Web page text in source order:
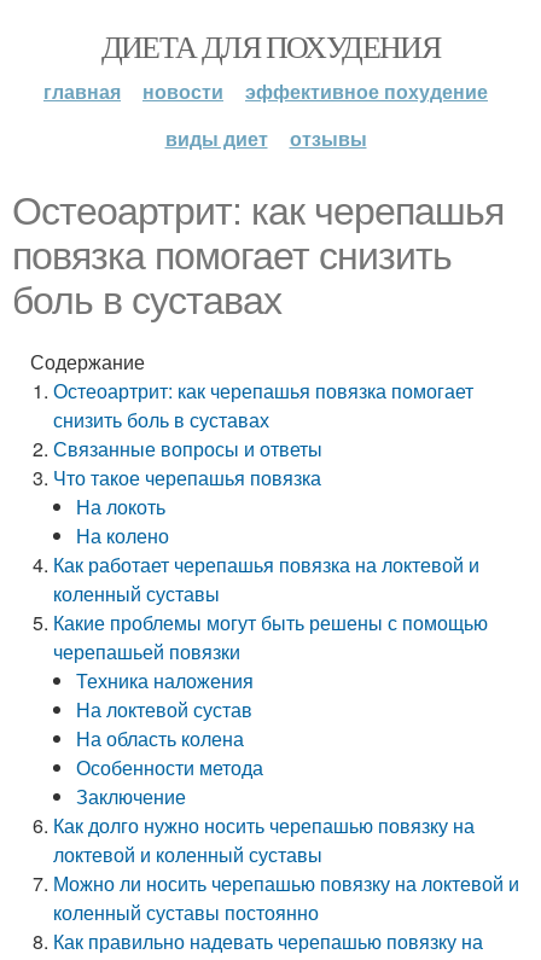
ДИЕТА ДЛЯ ПОХУДЕНИЯ
главная новости
эффективное похудение
виды диет
отзывы
Остеоартрит: как черепашья
повязка помогает снизить
боль в суставах
Содержание
Остеоартрит: как черепашья повязка помогает
снизить боль в суставах
Связанные вопросы и ответы
Что такое черепашья повязка
На локоть
На колено
Как работает черепашья повязка на локтевой и
коленный суставы
Какие проблемы могут быть решены с помощью
черепашьей повязки
Техника наложения
На локтевой сустав
На область колена
Особенности метода
Заключение
Как долго нужно носить черепашью повязку на
локтевой и коленный суставы
Можно ли носить черепашью повязку на локтевой и
коленный суставы постоянно
Как правильно надевать черепашью повязку на